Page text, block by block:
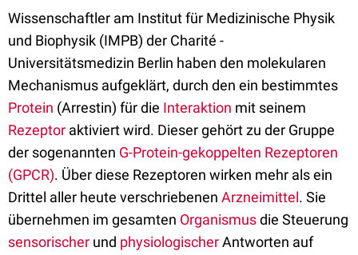
Wissenschaftler am Institut für Medizinische Physik
und Biophysik (IMPB) der Charité -
Universitätsmedizin Berlin haben den molekularen
Mechanismus aufgeklärt, durch den ein bestimmtes
Protein (Arrestin) für die Interaktion mit seinem
Rezeptor aktiviert wird. Dieser gehört zu der Gruppe
der sogenannten G-Protein-gekoppelten Rezeptoren
(GPCR). Über diese Rezeptoren wirken mehr als ein
Drittel aller heute verschriebenen Arzneimittel. Sie
übernehmen im gesamten Organismusdie Steuerung
sensorischer und physiologischerAntworten auf